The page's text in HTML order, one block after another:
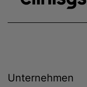
Unternehmen